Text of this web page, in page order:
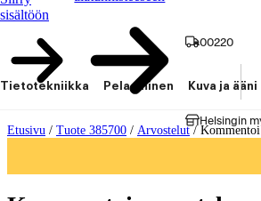
sisältöön
00220
Helsingin
Tietotekniikka Pelaaminen Kuva ja ääni
Etusivu / Tuote 385700 / Arvostelut/